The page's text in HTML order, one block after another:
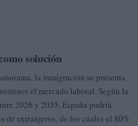
solución
la inmigración se presenta
el mercado laboral. Según la
2026 y 2035, España podría
de extranjeros, de los cuales el 80%